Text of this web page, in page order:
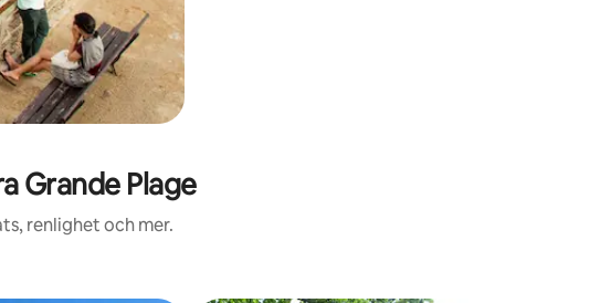
Grande Plage
renlighet och mer.